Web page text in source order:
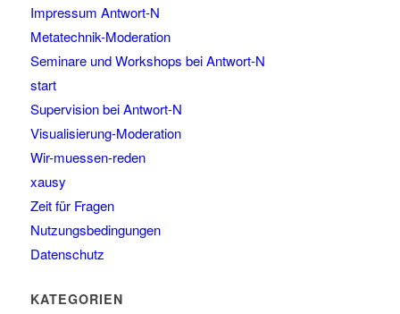
Impressum Antwort-N
Metatechnik-Moderation
Seminare und Workshops bei Antwort-N
start
Supervision bei Antwort-N
Visualisierung-Moderation
Wir-muessen-reden
xausy
Zeit für Fragen
Nutzungsbedingungen
Datenschutz
KATEGORIEN